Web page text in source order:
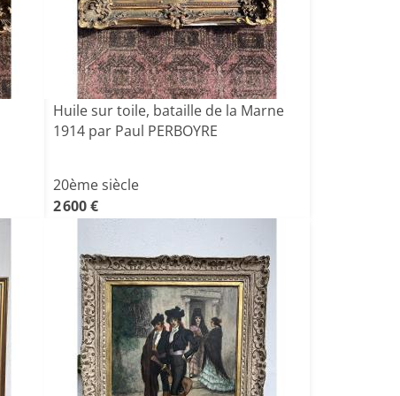
Huile sur toile, bataille de la Marne
1914 par Paul PERBOYRE
20ème siècle
2 600 €